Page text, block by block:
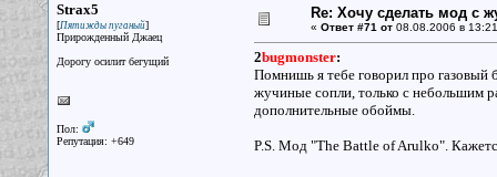
Strax5
[Пятижды пуганый]
Прирожденный Джаец
Дорогу осилит бегущий
Пол:
Репутация: +649
Re: Хочу сделать мод с
« Ответ #71 от08.08.2006 в
2bugmonster:
Помнишь я тебе говорил про газовый
жучиные сопли, только с небольшим
дополнительные обоймы.
P.S. Мод "The Battle of Arulko".